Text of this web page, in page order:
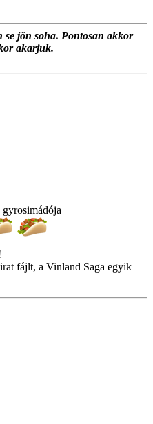
se jön soha. Pontosan akkor
akarjuk.
fájlt, a Vinland Saga egyik